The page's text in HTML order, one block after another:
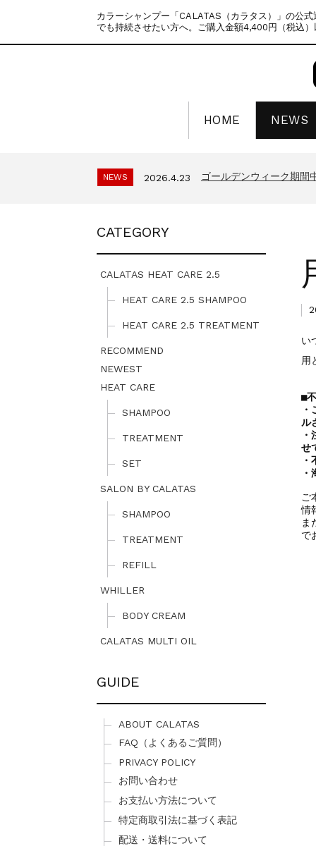
カラーシャンプー「CALATAS（カラタス）」の公
でも持続させたい方へ。ご購入金額4,400円（税込
HOME NEWS
2025.4.28 ゴールデンウィーク期
NEWS 2026.4.23 ゴールデンウィーク期間
NEWS 2025.4.28
NEWS 2026.7.29 夏季休暇に伴う配送休業
NEWS 2026.4.23 ゴールデンウィーク期間
夏季休暇に伴う配送休業
NEWS 2025.4.28 ゴールデンウィーク期間
い
用
■
ル
せ
ご
情
ま
で
CATEGORY
CALATAS HEAT CARE 2.5
HEAT CARE 2.5 SHAMPOO
HEAT CARE 2.5 TREATMENT
RECOMMEND
NEWEST
HEAT CARE
SHAMPOO
TREATMENT
SET
SALON BY CALATAS
SHAMPOO
TREATMENT
REFILL
WHILLER
BODY CREAM
CALATAS MULTI OIL
GUIDE
ABOUT CALATAS
FAQ（よくあるご質問）
PRIVACY POLICY
お問い合わせ
お支払い方法について
特定商取引法に基づく表記
配送・送料について